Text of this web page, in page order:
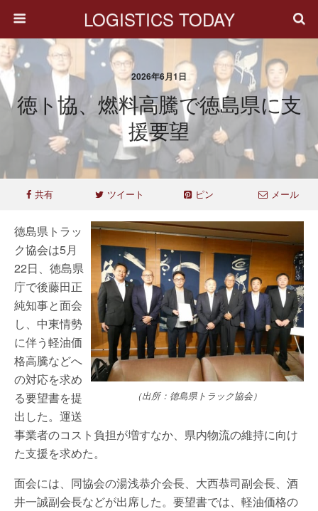
LOGISTICS TODAY
2026年6月1日
徳ト協、燃料高騰で徳島県に支
援要望
共有 ツイート ピン メール
（出所：徳島県トラック協会）
徳島県トラッ
ク協会は5月
22日、徳島県
庁で後藤田正
純知事と面会
し、中東情勢
に伴う軽油価
格高騰などへ
の対応を求め
る要望書を提
出した。運送
事業者のコスト負担が増すなか、県内物流の維持に向け
た支援を求めた。
面会には、同協会の湯浅恭介会長、大西恭司副会長、酒
井一誠副会長などが出席した。要望書では、軽油価格の